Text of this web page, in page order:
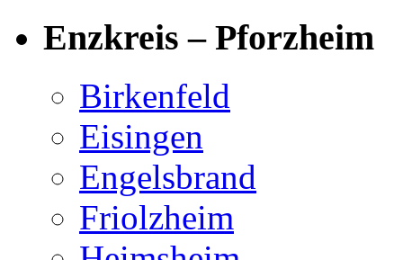
Enzkreis – Pforzheim
Birkenfeld
Eisingen
Engelsbrand
Friolzheim